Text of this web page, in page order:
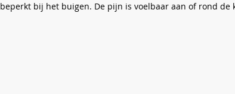
bij het buigen. De pijn is voelbaar aan of rond de